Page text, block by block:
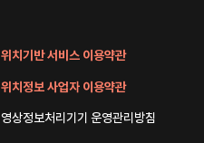
위치기반 서비스 이용약관
위치정보 사업자 이용약관
영상정보처리기기 운영관리방침